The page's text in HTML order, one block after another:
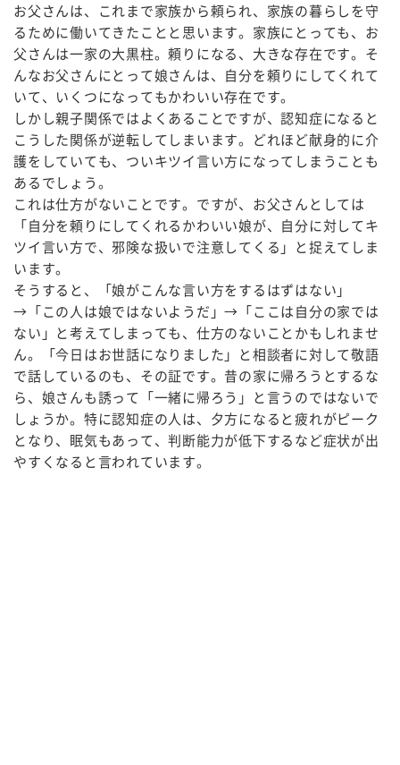
お父さんは、これまで家族から頼られ、家族の暮らしを守
るために働いてきたことと思います。家族にとっても、お
父さんは一家の大黒柱。頼りになる、大きな存在です。そ
んなお父さんにとって娘さんは、自分を頼りにしてくれて
いて、いくつになってもかわいい存在です。
しかし親子関係ではよくあることですが、認知症になると
こうした関係が逆転してしまいます。どれほど献身的に介
護をしていても、ついキツイ言い方になってしまうことも
あるでしょう。
これは仕方がないことです。ですが、お父さんとしては
「自分を頼りにしてくれるかわいい娘が、自分に対してキ
ツイ言い方で、邪険な扱いで注意してくる」と捉えてしま
います。
そうすると、「娘がこんな言い方をするはずはない」
→「この人は娘ではないようだ」→「ここは自分の家では
ない」と考えてしまっても、仕方のないことかもしれませ
ん。「今日はお世話になりました」と相談者に対して敬語
で話しているのも、その証です。昔の家に帰ろうとするな
ら、娘さんも誘って「一緒に帰ろう」と言うのではないで
しょうか。特に認知症の人は、夕方になると疲れがピーク
となり、眠気もあって、判断能力が低下するなど症状が出
やすくなると言われています。